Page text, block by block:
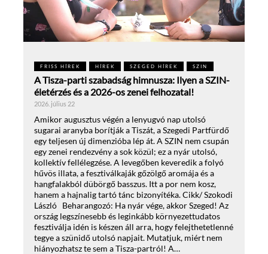
FRISS HÍREK HÍREK SZEGED HÍREK SZIN
A Tisza-parti szabadság himnusza: Ilyen a SZIN-
életérzés és a 2026-os zenei felhozatal!
2026. július 22
Amikor augusztus végén a lenyugvó nap utolsó
sugarai aranyba borítják a Tiszát, a Szegedi Partfürdő
egy teljesen új dimenzióba lép át. A SZIN nem csupán
egy zenei rendezvény a sok közül; ez a nyár utolsó,
kollektív fellélegzése. A levegőben keveredik a folyó
hűvös illata, a fesztiválkaják gőzölgő aromája és a
hangfalakból dübörgő basszus. Itt a por nem kosz,
hanem a hajnalig tartó tánc bizonyítéka. Cikk/ Szokodi
László Beharangozó: Ha nyár vége, akkor Szeged! Az
ország legszínesebb és leginkább környezettudatos
fesztiválja idén is készen áll arra, hogy felejthetetlenné
tegye a szünidő utolsó napjait. Mutatjuk, miért nem
hiányozhatsz te sem a Tisza-partról! A…